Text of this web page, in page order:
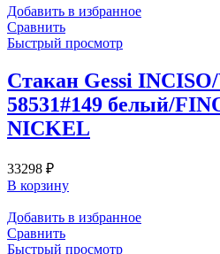
bronze
brushed
PVD
Добавить в избранное
Сравнить
Быстрый просмотр
Стакан Gessi
58531#149 белый/
NICKEL
33298 ₽
В корзину
Добавить в избранное
Сравнить
Быстрый просмотр